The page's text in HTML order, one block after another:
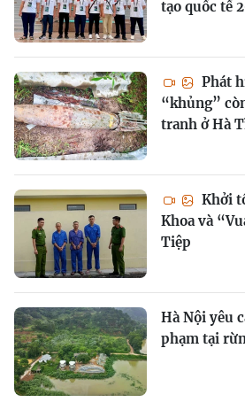
tạo quốc tế
Phát
“khủng”
tranh ở Hà
Khởi
Khoa và
Tiệp
Hà Nội yêu
phạm tại